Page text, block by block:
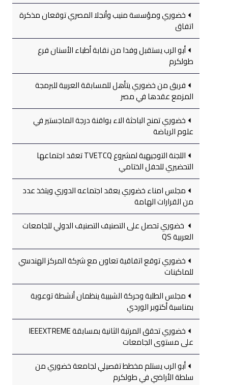
خضوري ومؤسسة منيب وأنجلا المصري توقعان مذكرة
اتفاق
أبو الرب يستقبل وفدا من نقابة أطباء الأسنان فرع
طولكرم
فريق من خضوري يتأهل للمسابقة العربية للبرمجة
المزمع عقدها في مصر
خضوري تمنح الباحثة الاء بواقنة درجة الماجستير في
علوم الرياضة
اللجنة التوجيهية لمشروع TVETCQ تعقد اجتماعها
التحضيري للحفل الختامي
مجلس امناء خضوري يعقد اجتماعه الدوري ويتخذ عدد
من القرارات الهامة
خضوري تحصل على التصنيف التصنيف الدولي للجامعات
العربية QS
خضوري توقع اتفاقية تعاون مع شركة المركز الهندسي
للماكينات
مجلس الطلبة وحركة الشبيبة ينظمان أنشطة توعوية
بمناسبة أكتوبر الوردي
خضوري تحقق المرتبة الثانية بمسابقة IEEEXTREME
على مستوى الجامعات
أبو الرب يستلم مخطط تفصيلي لجامعة خضوري من
سلطة الأراضي في طولكرم